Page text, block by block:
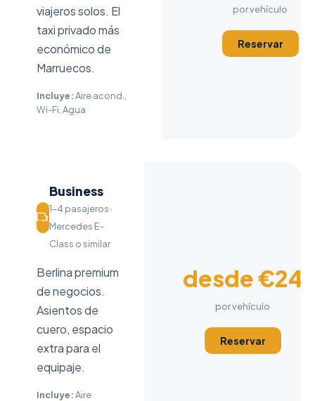
viajeros solos. El
taxi privado más
económico de
Marruecos.
Incluye:Aire acond.,
Wi-Fi, Agua
por vehículo
Reservar
Business
1–4 pasajeros ·
Mercedes E-
Class o similar
Berlina premium
de negocios.
Asientos de
cuero, espacio
extra para el
equipaje.
Incluye:Aire
desde €24
por vehículo
Reservar